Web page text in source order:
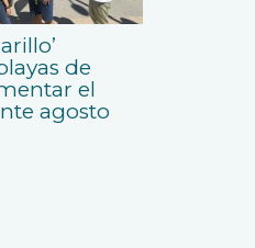
de
el
agosto